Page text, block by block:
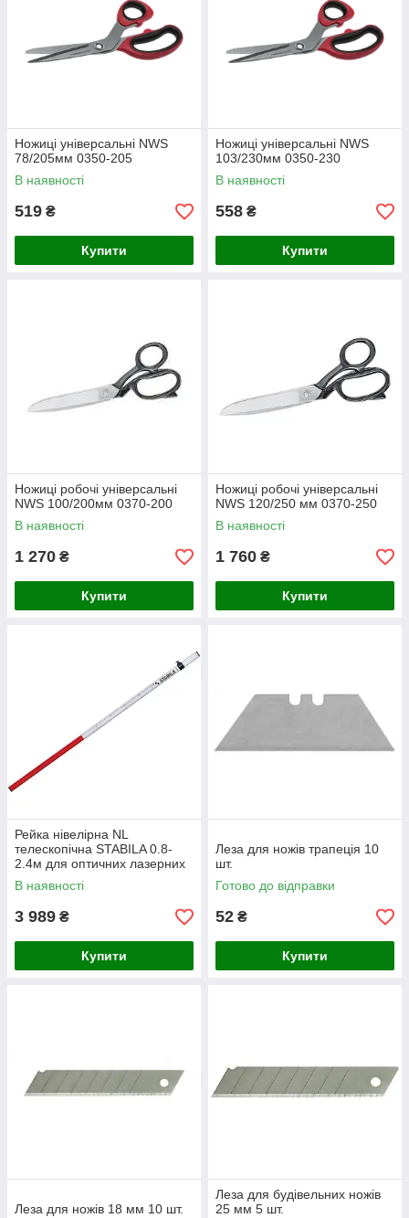
Ножиці універсальні NWS
78/205мм 0350-205
В наявності
519 ₴
Купити
Ножиці універсальні NWS
103/230мм 0350-230
В наявності
558 ₴
Купити
Ножиці робочі універсальні
NWS 100/200мм 0370-200
В наявності
1 270 ₴
Купити
Ножиці робочі універсальні
NWS 120/250 мм 0370-250
В наявності
1 760 ₴
Купити
Рейка нівелірна NL
телескопічна STABILA 0.8-
2.4м для оптичних лазерних
рівнів 07468
В наявності
3 989 ₴
Купити
Леза для ножів трапеція 10
шт.
Готово до відправки
52 ₴
Купити
Леза для ножів 18 мм 10 шт.
Леза для будівельних ножів
25 мм 5 шт.